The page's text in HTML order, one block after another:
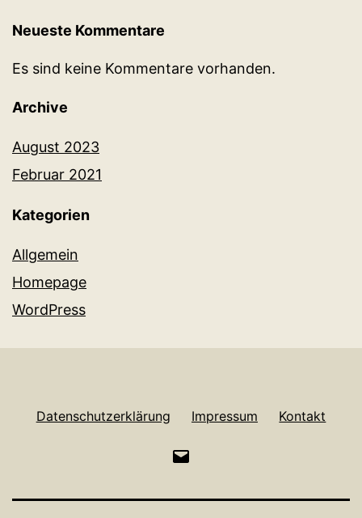
Neueste Kommentare
Es sind keine Kommentare vorhanden.
Archive
August 2023
Februar 2021
Kategorien
Allgemein
Homepage
WordPress
Datenschutzerklärung Impressum Kontakt